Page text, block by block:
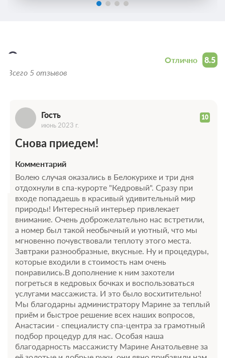
8.5
Отлично
Отзывы
Всего 5 отзывов
Гость 10
июнь 2023 г.
Снова приедем!
Комментарий
Волею случая оказались в Белокурихе и три дня
отдохнули в спа-курорте "Кедровый". Сразу при
входе попадаешь в красивый удивительный мир
природы! Интересный интерьер привлекает
внимание. Очень доброжелательно нас встретили,
а номер был такой необычный и уютный, что мы
мгновенно почувствовали теплоту этого места.
Завтраки разнообразные, вкусные. Ну и процедуры,
которые входили в стоимость нам очень
понравились.В дополнение к ним захотели
погреться в кедровых бочках и воспользоваться
услугами массажиста. И это было восхитительно!
Мы благодарны администратору Марине за теплый
приём и быстрое решение всех наших вопросов,
Анастасии - специалисту спа-центра за грамотный
подбор процедур для нас. Особая наша
благодарность массажисту Марине Анатольевне за